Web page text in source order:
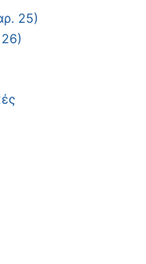
25)